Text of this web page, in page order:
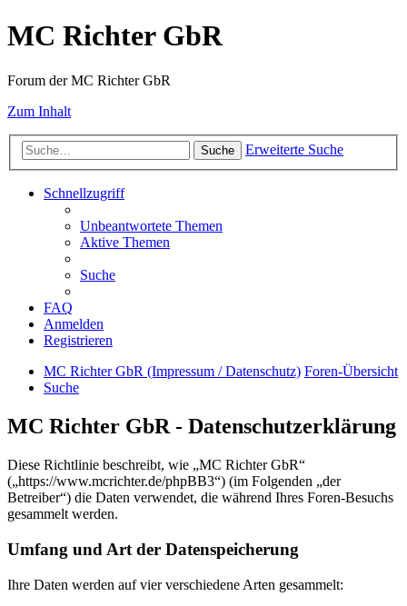
MC Richter GbR
Forum der MC Richter GbR
Zum Inhalt
Suche Erweiterte Suche
Schnellzugriff
Unbeantwortete Themen
Aktive Themen
Suche
FAQ
Anmelden
Registrieren
MC Richter GbR (Impressum / Datenschutz) Foren-Übersicht
Suche
MC Richter GbR - Datenschutzerklärung
Diese Richtlinie beschreibt, wie „MC Richter GbR“
(„https://www.mcrichter.de/phpBB3“) (im Folgenden „der
Betreiber“) die Daten verwendet, die während Ihres Foren-Besuchs
gesammelt werden.
Umfang und Art der Datenspeicherung
Ihre Daten werden auf vier verschiedene Arten gesammelt: